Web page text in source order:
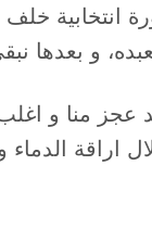
انتخابية
فنعبده، و
منا و
اراقة